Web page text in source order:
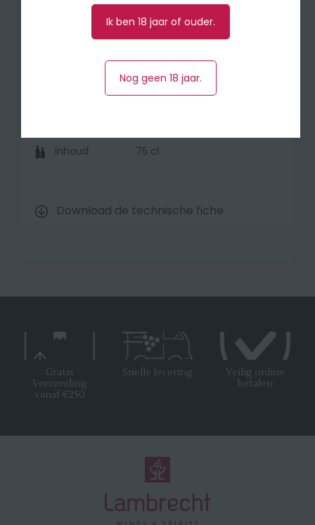
Druivensoort 44% Cabernet Sauvignon, 54
Bordeaux , Haut-Médoc
(Frankrijk)
Inhoud
75 cl
Download de technische fiche
Gratis
Verzending
vanaf €250
Snelle levering
Veilig online
betalen
Ik ben 18 jaar of ouder.
Nog geen 18 jaar.